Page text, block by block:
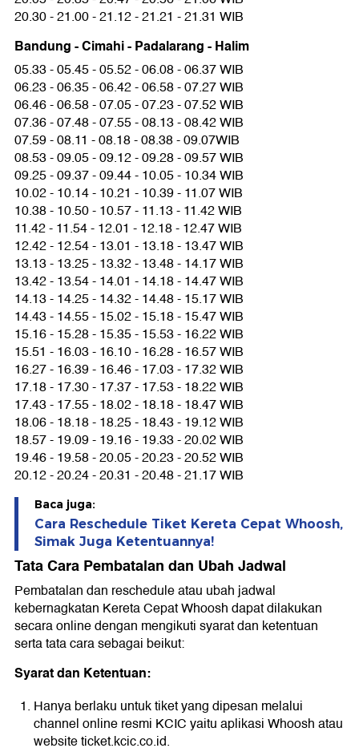
20.30 - 21.00 - 21.12 - 21.21 - 21.31 WIB
Bandung - Cimahi - Padalarang - Halim
05.33 - 05.45 - 05.52 - 06.08 - 06.37 WIB
06.23 - 06.35 - 06.42 - 06.58 - 07.27 WIB
06.46 - 06.58 - 07.05 - 07.23 - 07.52 WIB
07.36 - 07.48 - 07.55 - 08.13 - 08.42 WIB
07.59 - 08.11 - 08.18 - 08.38 - 09.07WIB
08.53 - 09.05 - 09.12 - 09.28 - 09.57 WIB
09.25 - 09.37 - 09.44 - 10.05 - 10.34 WIB
10.02 - 10.14 - 10.21 - 10.39 - 11.07 WIB
10.38 - 10.50 - 10.57 - 11.13 - 11.42 WIB
11.42 - 11.54 - 12.01 - 12.18 - 12.47 WIB
12.42 - 12.54 - 13.01 - 13.18 - 13.47 WIB
13.13 - 13.25 - 13.32 - 13.48 - 14.17 WIB
13.42 - 13.54 - 14.01 - 14.18 - 14.47 WIB
14.13 - 14.25 - 14.32 - 14.48 - 15.17 WIB
14.43 - 14.55 - 15.02 - 15.18 - 15.47 WIB
15.16 - 15.28 - 15.35 - 15.53 - 16.22 WIB
15.51 - 16.03 - 16.10 - 16.28 - 16.57 WIB
16.27 - 16.39 - 16.46 - 17.03 - 17.32 WIB
17.18 - 17.30 - 17.37 - 17.53 - 18.22 WIB
17.43 - 17.55 - 18.02 - 18.18 - 18.47 WIB
18.06 - 18.18 - 18.25 - 18.43 - 19.12 WIB
18.57 - 19.09 - 19.16 - 19.33 - 20.02 WIB
19.46 - 19.58 - 20.05 - 20.23 - 20.52 WIB
20.12 - 20.24 - 20.31 - 20.48 - 21.17 WIB
Baca juga:
Cara Reschedule Tiket Kereta Cepat Whoosh,
Simak Juga Ketentuannya!
Tata Cara Pembatalan dan Ubah Jadwal
Pembatalan dan reschedule atau ubah jadwal
kebernagkatan Kereta Cepat Whoosh dapat dilakukan
secara online dengan mengikuti syarat dan ketentuan
serta tata cara sebagai beikut:
Syarat dan Ketentuan:
Hanya berlaku untuk tiket yang dipesan melalui
channel online resmi KCIC yaitu aplikasi Whoosh atau
websiteticket.kcic.co.id.